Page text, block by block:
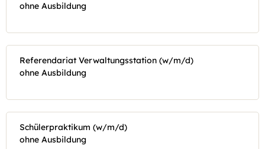
ohne Ausbildung
Referendariat Verwaltungsstation (w/m/d)
ohne Ausbildung
Schülerpraktikum (w/m/d)
ohne Ausbildung